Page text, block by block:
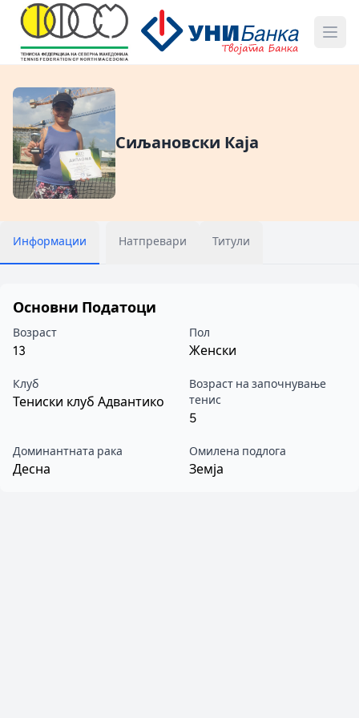
Сиљановски Каја
Информации Натпревари Титули
Основни Податоци
Возраст
13
Пол
Женски
Клуб
Тениски клуб Адвантико
Возраст на започнување
тенис
5
Доминантната рака
Десна
Омилена подлога
Земја